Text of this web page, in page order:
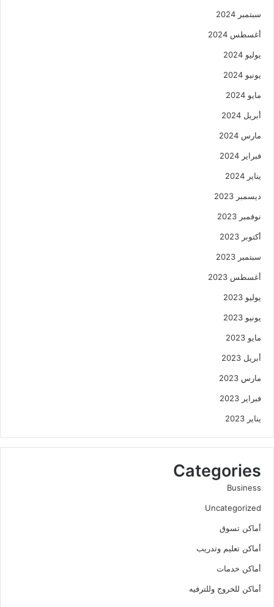
سبتمبر 2024
أغسطس 2024
يوليو 2024
يونيو 2024
مايو 2024
أبريل 2024
مارس 2024
فبراير 2024
يناير 2024
ديسمبر 2023
نوفمبر 2023
أكتوبر 2023
سبتمبر 2023
أغسطس 2023
يوليو 2023
يونيو 2023
مايو 2023
أبريل 2023
مارس 2023
فبراير 2023
يناير 2023
Categories
Business
Uncategorized
أماكن تسوق
أماكن تعليم وتدريب
أماكن خدمات
أماكن للخروج وللترفيه